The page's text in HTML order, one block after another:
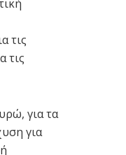
τις
τις
για τα
για